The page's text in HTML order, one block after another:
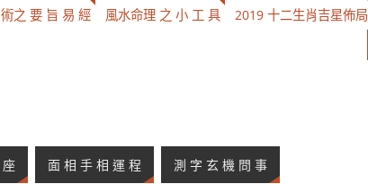
之 要 旨 易 經 風水命理 之 小 工 具 2019 十二生肖吉星佈局
面 相 手 相 運 程 測 字 玄 機 問 事